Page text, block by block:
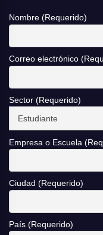
Nombre (Requerido)
Correo electrónico
Sector (Requerido)
Empresa o Escuela
Ciudad (Requerido)
País (Requerido)